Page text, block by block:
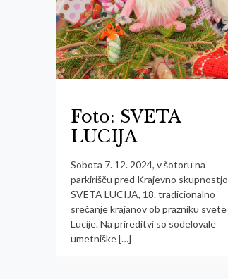
Foto: SVETA
LUCIJA
Sobota 7. 12. 2024, v šotoru na
parkirišču pred Krajevno skupnostjo
SVETA LUCIJA, 18. tradicionalno
srečanje krajanov ob prazniku svete
Lucije. Na prireditvi so sodelovale
umetniške[…]